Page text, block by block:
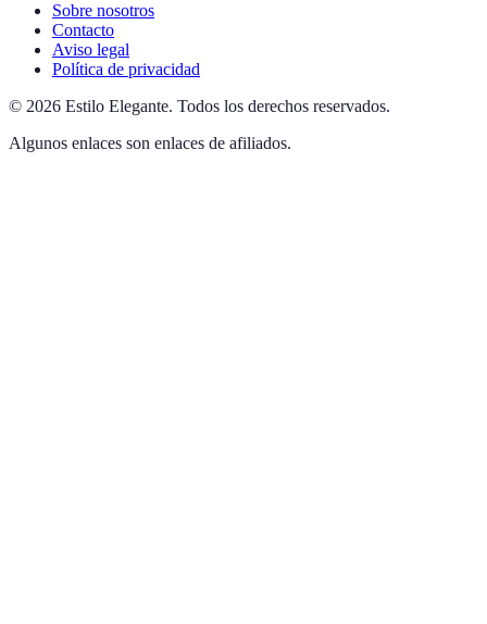
Sobre nosotros
Contacto
Aviso legal
Política de privacidad
© 2026 Estilo Elegante. Todos los derechos reservados.
Algunos enlaces son enlaces de afiliados.